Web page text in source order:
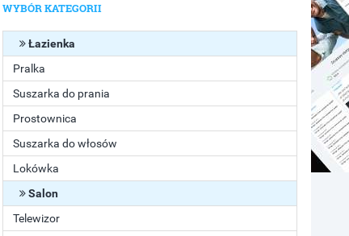
WYBÓR KATEGORII
Łazienka
Pralka
Suszarka do prania
Prostownica
Suszarka do włosów
Lokówka
Salon
Telewizor